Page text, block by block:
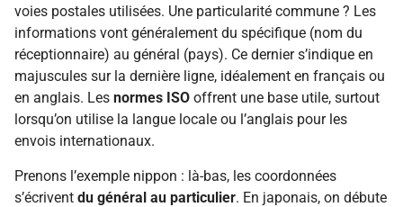
voies postales utilisées. Une particularité commune ? Les
informations vont généralement du spécifique (nom du
réceptionnaire) au général (pays). Ce dernier s’indique en
majuscules sur la dernière ligne, idéalement en français ou
en anglais. Les normes ISO offrent une base utile, surtout
lorsqu’on utilise la langue locale ou l’anglais pour les
envois internationaux.
Prenons l’exemple nippon : là-bas, les coordonnées
s’écrivent du général au particulier. En japonais, on débute